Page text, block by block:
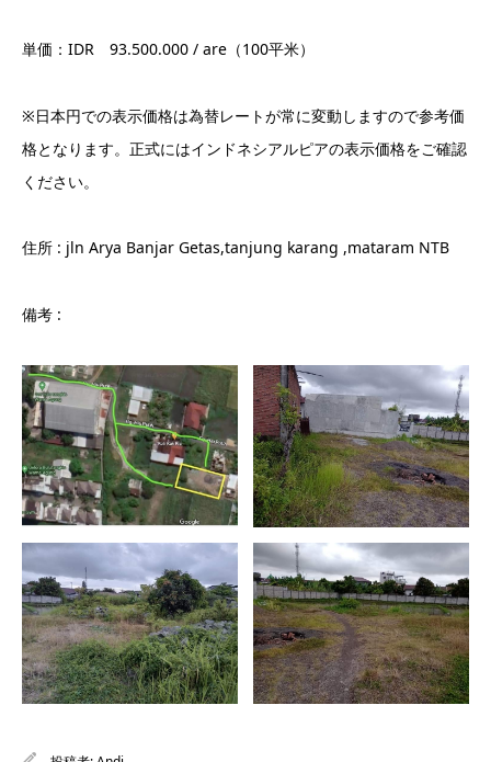
単価：IDR 93.500.000 / are（100平米）
※日本円での表示価格は為替レートが常に変動しますので参考価
格となります。正式にはインドネシアルピアの表示価格をご確認
ください。
住所 : jln Arya Banjar Getas,tanjung karang ,mataram NTB
備考 :